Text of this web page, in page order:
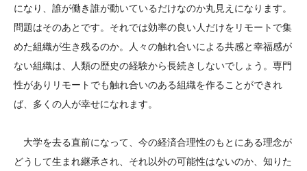
になり、誰が働き誰が動いているだけなのか丸見えになります。
問題はそのあとです。それでは効率の良い人だけをリモートで集
めた組織が生き残るのか。人々の触れ合いによる共感と幸福感が
ない組織は、人類の歴史の経験から長続きしないでしょう。専門
性がありリモートでも触れ合いのある組織を作ることができれ
ば、多くの人が幸せになれます。
大学を去る直前になって、今の経済合理性のもとにある理念が
どうして生まれ継承され、それ以外の可能性はないのか、知りた